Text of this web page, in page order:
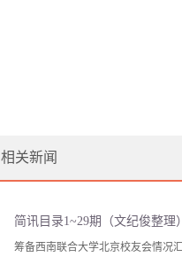
相关新闻
简讯目录1~29期（文纪俊整理）
筹备西南联合大学北京校友会情况